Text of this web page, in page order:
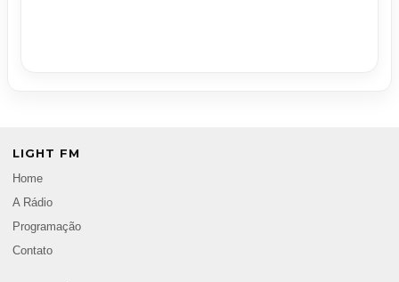
LIGHT FM
Home
A Rádio
Programação
Contato